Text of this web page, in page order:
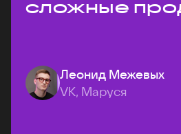
сложные
Леонид Межевых
VK, Маруся